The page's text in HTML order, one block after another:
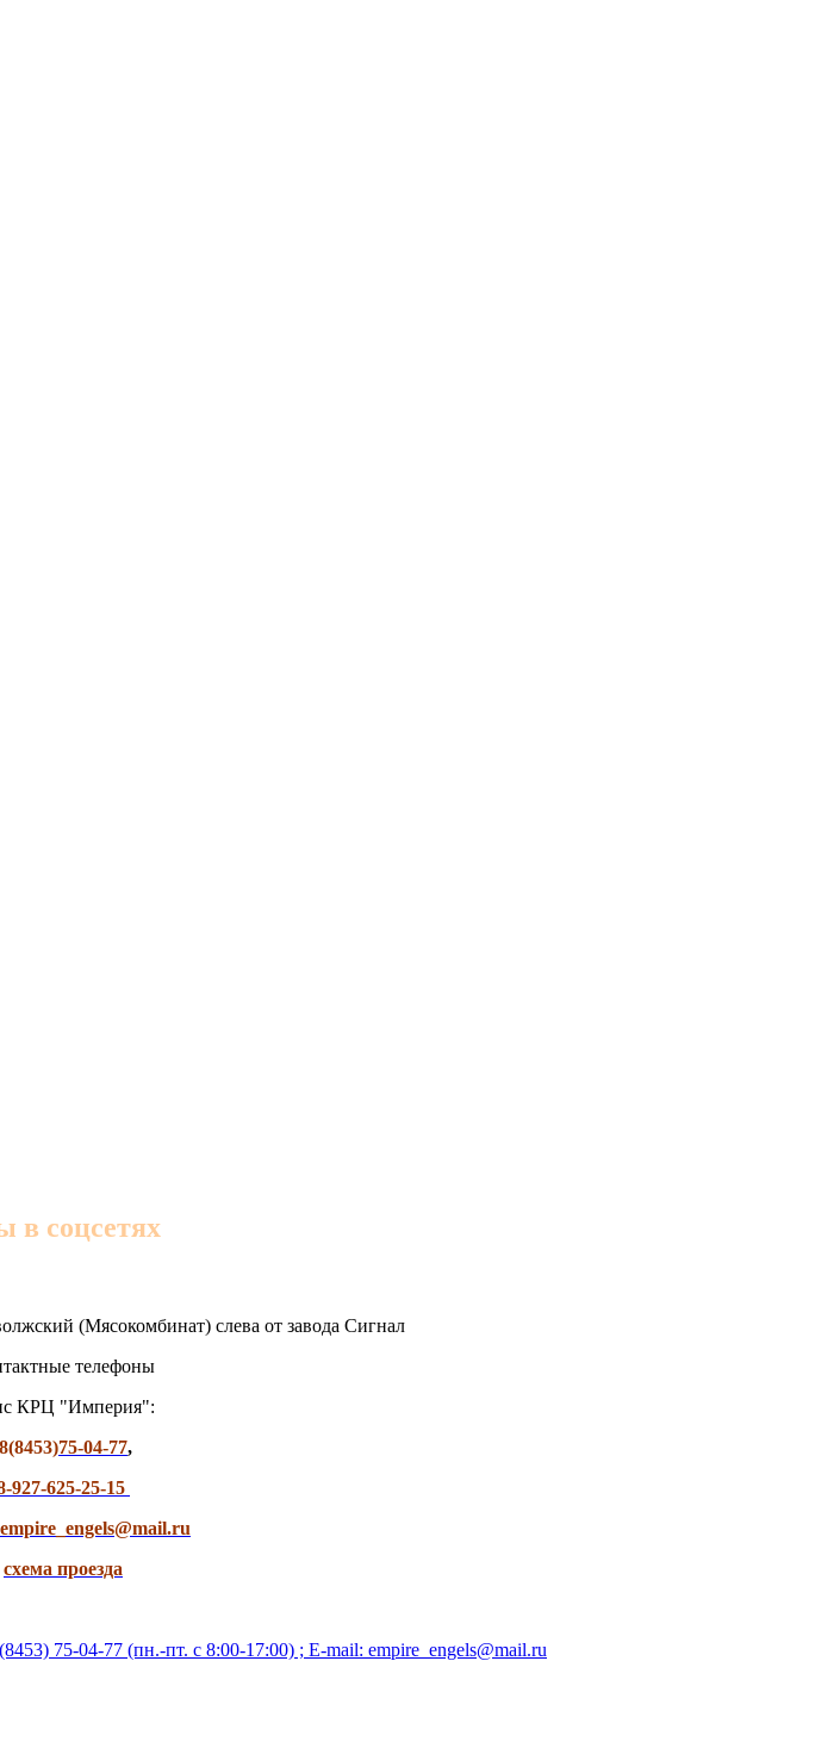
в соцсетях
(Мясокомбинат) слева от завода Сигнал
телефоны
КРЦ "Империя":
8(8453)75-04-77,
927-625-25-15
схема проезда
75-04-77 (пн.-пт. с 8:00-17:00) ; E-mail: empire_engels@mail.ru